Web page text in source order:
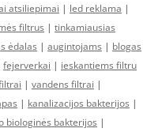
atsiliepimai | led reklama |
filtrus | tinkamiausias
ėdalas | augintojams | blogas
fejerverkai | ieskantiems filtru
| vandens filtrai |
| kanalizacijos bakterijos |
biologinės bakterijos |